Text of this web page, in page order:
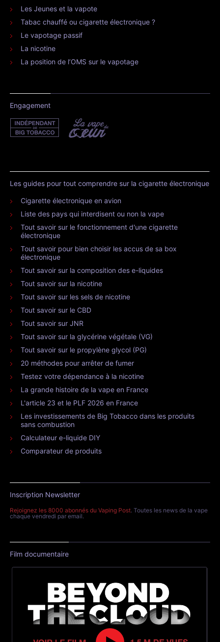
Les Jeunes et la vapote
Tabac chauffé ou cigarette électronique ?
Le vapotage passif
La nicotine
La position de l’OMS sur le vapotage
Engagement
Les guides pour tout comprendre sur la cigarette électronique
Cigarette électronique en avion
Liste des pays qui interdisent ou non la vape
Tout savoir sur le fonctionnement d'une cigarette
électronique
Tout savoir pour bien choisir les accus de sa box
électronique
Tout savoir sur la composition des e-liquides
Tout savoir sur la nicotine
Tout savoir sur les sels de nicotine
Tout savoir sur le CBD
Tout savoir sur JNR
Tout savoir sur la glycérine végétale (VG)
Tout savoir sur le propylène glycol (PG)
20 méthodes pour arrêter de fumer
Testez votre dépendance à la nicotine
La grande histoire de la vape en France
L'article 23 et le PLF 2026 en France
Les investissements de Big Tobacco dans les produits
sans combustion
Calculateur e-liquide DIY
Comparateur de produits
Inscription Newsletter
Rejoignez les 8000 abonnés du Vaping Post. Toutes les news de la vape
chaque vendredi par email.
Film documentaire